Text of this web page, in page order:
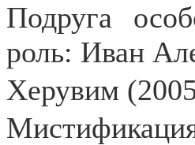
Подруга
роль: Иван
Херувим